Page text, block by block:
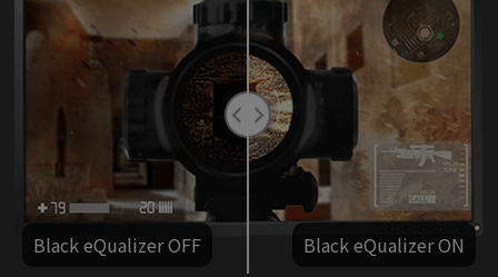
Black eQualizer OFF Black eQualizer ON